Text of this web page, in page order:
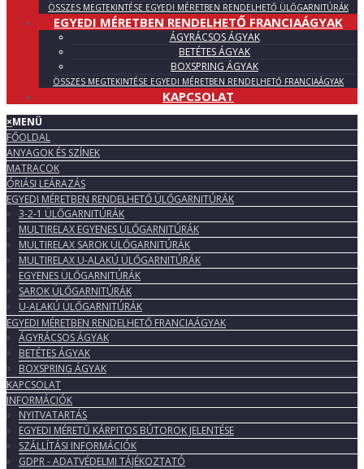
ÖSSZES MEGTEKINTÉSE EGYEDI MÉRETBEN RENDELHETŐ ÜLŐGARNITÚRÁK
EGYEDI MÉRETBEN RENDELHETŐ FRANCIAÁGYAK
ÁGYRÁCSOS ÁGYAK
BETÉTES ÁGYAK
BOXSPRING ÁGYAK
ÖSSZES MEGTEKINTÉSE EGYEDI MÉRETBEN RENDELHETŐ FRANCIAÁGYAK
KAPCSOLAT
×MENÜ
FŐOLDAL
ANYAGOK ÉS SZÍNEK
MATRACOK
ÓRIÁSI LEÁRAZÁS
EGYEDI MÉRETBEN RENDELHETŐ ÜLŐGARNITÚRÁK
3-2-1 ÜLŐGARNITÚRÁK
MULTIRELAX EGYENES ÜLŐGARNITÚRÁK
MULTIRELAX SAROK ÜLŐGARNITÚRÁK
MULTIRELAX U-ALAKÚ ÜLŐGARNITÚRÁK
EGYENES ÜLŐGARNITÚRÁK
SAROK ÜLŐGARNITÚRÁK
U-ALAKÚ ÜLŐGARNITÚRÁK
EGYEDI MÉRETBEN RENDELHETŐ FRANCIAÁGYAK
ÁGYRÁCSOS ÁGYAK
BETÉTES ÁGYAK
BOXSPRING ÁGYAK
KAPCSOLAT
INFORMÁCIÓK
NYITVATARTÁS
EGYEDI MÉRETŰ KÁRPITOS BÚTOROK JELENTÉSE
SZÁLLÍTÁSI INFORMÁCIÓK
GDPR - ADATVÉDELMI TÁJÉKOZTATÓ